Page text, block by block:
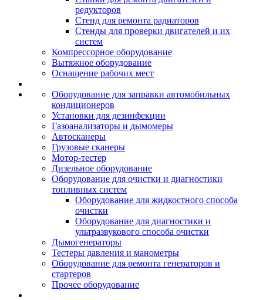
редукторов
Стенд для ремонта радиаторов
Стенды для проверки двигателей и их
систем
Компрессорное оборудование
Вытяжное оборудование
Оснащение рабочих мест
Оборудование для заправки автомобильных
кондиционеров
Установки для дезинфекции
Газоанализаторы и дымомеры
Автосканеры
Грузовые сканеры
Мотор-тестер
Дизельное оборудование
Оборудование для очистки и диагностики
топливных систем
Оборудование для жидкостного способа
очистки
Оборудование для диагностики и
ультразвукового способа очистки
Дымогенераторы
Тестеры давления и манометры
Оборудование для ремонта генераторов и
стартеров
Прочее оборудование